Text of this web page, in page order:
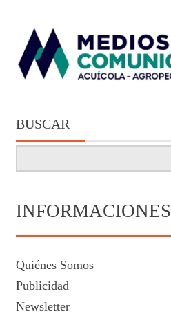
BUSCAR
INFORMACIONES
Quiénes Somos
Publicidad
Newsletter